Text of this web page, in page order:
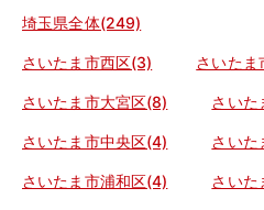
埼玉県全体(249)
さいたま市西区(3) さいたま
さいたま市大宮区(8) さいた
さいたま市中央区(4) さいた
さいたま市浦和区(4) さいた